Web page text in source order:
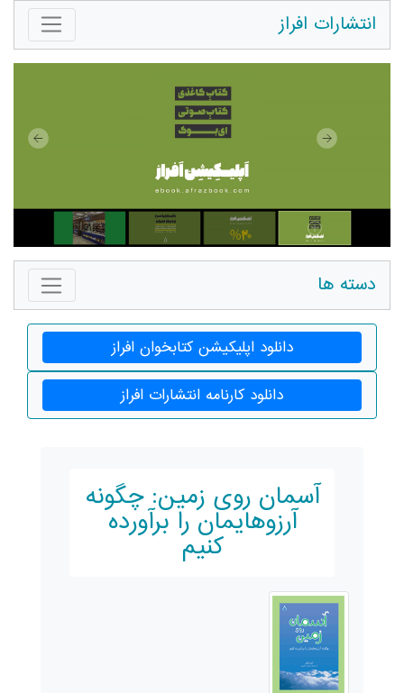
انتشارات افراز
دسته ها
دانلود اپلیکیشن کتابخوان افراز
دانلود کارنامه انتشارات افراز
آسمان روی زمین: چگونه
آرزوهایمان را برآورده
کنیم